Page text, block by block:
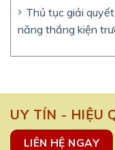
Thủ tục giải
năng thắng kiện
UY TÍN - HIỆU
LIÊN HỆ NGAY